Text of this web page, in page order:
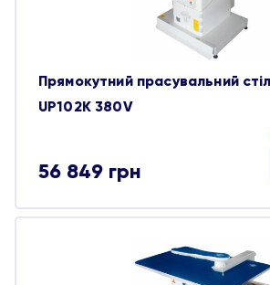
Прямокутний прасувальний
UP102K 380V
56 849 грн